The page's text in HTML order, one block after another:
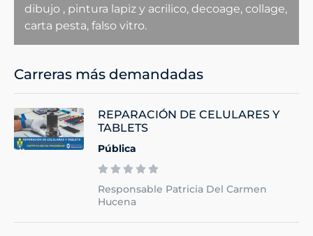
dibujo , pintura lapiz y acrilico, decoage, collage,
carta pesta, falso vitro.
Carreras más demandadas
REPARACIÓN DE CELULARES Y
TABLETS
Pública
Responsable Patricia Del Carmen
Hucena